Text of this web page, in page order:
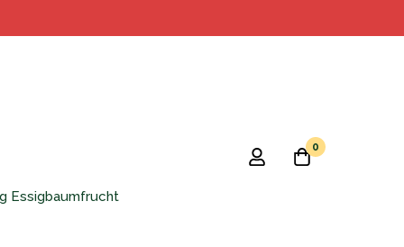
0
Essigbaumfrucht